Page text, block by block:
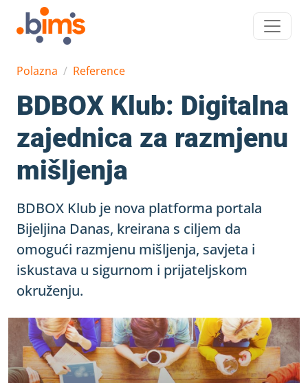
Polazna Reference
BDBOX Klub: Digitalna
zajednica za razmjenu
mišljenja
BDBOX Klub je nova platforma portala
Bijeljina Danas, kreirana s ciljem da
omogući razmjenu mišljenja, savjeta i
iskustava u sigurnom i prijateljskom
okruženju.